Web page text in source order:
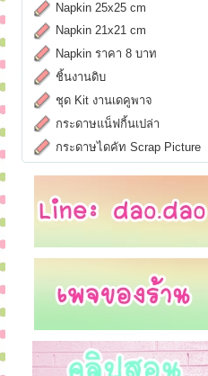
Napkin 25x25 cm
Napkin 21x21 cm
Napkin ราคา 8 บาท
ชิ้นงานดิบ
ชุด Kit งานเดคูพาจ
กระดาษแน็ฟกิ้นเปล่า
กระดาษไดคัท Scrap Picture